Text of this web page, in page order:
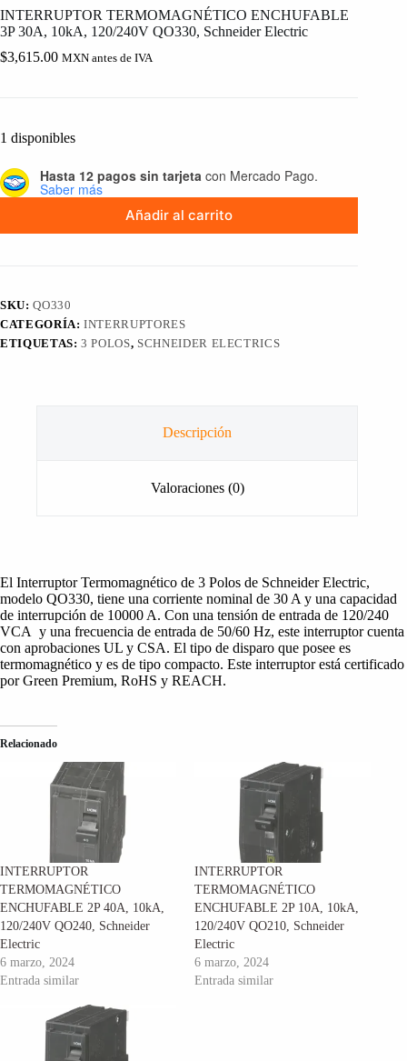
INTERRUPTOR TERMOMAGNÉTICO ENCHUFABLE
3P 30A, 10kA, 120/240V QO330, Schneider Electric
$3,615.00 MXN antes de IVA
1 disponibles
Hasta 12 pagos sin tarjeta con Mercado Pago.
Saber más
Añadir al carrito
SKU:QO330
CATEGORÍA:INTERRUPTORES
ETIQUETAS:3 POLOS, SCHNEIDER ELECTRICS
Descripción
Valoraciones (0)
El Interruptor Termomagnético de 3 Polos de Schneider Electric,
modelo QO330, tiene una corriente nominal de 30 A y una capacidad
de interrupción de 10000 A. Con una tensión de entrada de 120/240
VCA y una frecuencia de entrada de 50/60 Hz, este interruptor cuenta
con aprobaciones UL y CSA. El tipo de disparo que posee es
termomagnético y es de tipo compacto. Este interruptor está certificado
por Green Premium, RoHS y REACH.
Relacionado
INTERRUPTOR
TERMOMAGNÉTICO
ENCHUFABLE 2P 40A, 10kA,
120/240V QO240, Schneider
Electric
6 marzo, 2024
Entrada similar
INTERRUPTOR
TERMOMAGNÉTICO
ENCHUFABLE 2P 10A, 10kA,
120/240V QO210, Schneider
Electric
6 marzo, 2024
Entrada similar